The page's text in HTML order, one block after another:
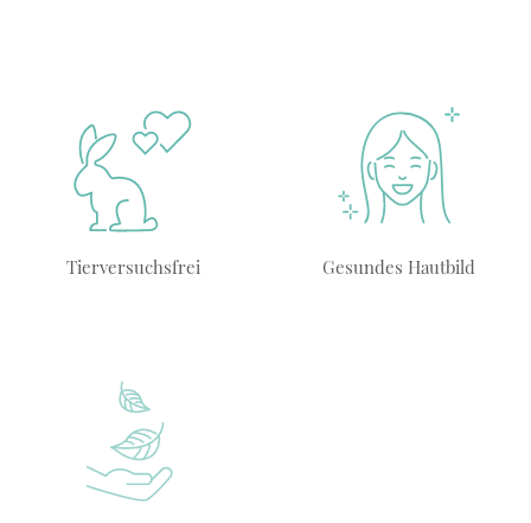
Tierversuchsfrei Gesundes Hautbild